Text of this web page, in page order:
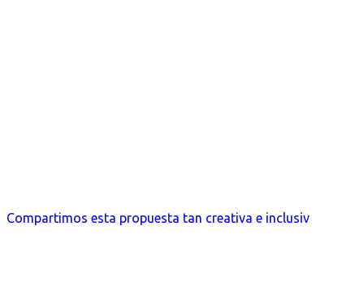
Compartimos esta propuesta tan creativa e inclusiv